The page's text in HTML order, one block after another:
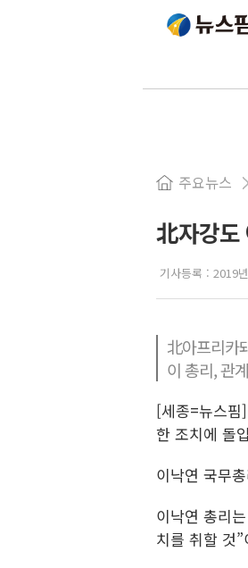
주요뉴스
北자강
기사등록 : 2019
北아프리카
이 총리, 관
[세종=뉴스핌
한 조치에 돌
이낙연 국무
이낙연 총리
치를 취할 것